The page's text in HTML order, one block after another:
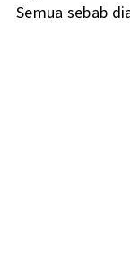
Semua sebab